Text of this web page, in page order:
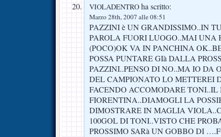
VIOLADENTRO ha scritto:
Marzo 28th, 2007 alle 08:51
PAZZINI è UN GRANDISSIMO..IN
PAROLA FUORI LUOGO..MAI UNA
(POCO)OK VA IN PANCHINA
POSSA PUNTARE GIà DALLA
PAZZINI..PENSO DI NO..MA IO DA
DEL CAMPIONATO LO METTEREI
FACENDO ACCOMODARE
FIORENTINA..DIAMOGLI LA
DIMOSTRARE IN MAGLIA
100GOL DI TONI..VISTO CHE
PROSSIMO SARà UN GOBBO DI